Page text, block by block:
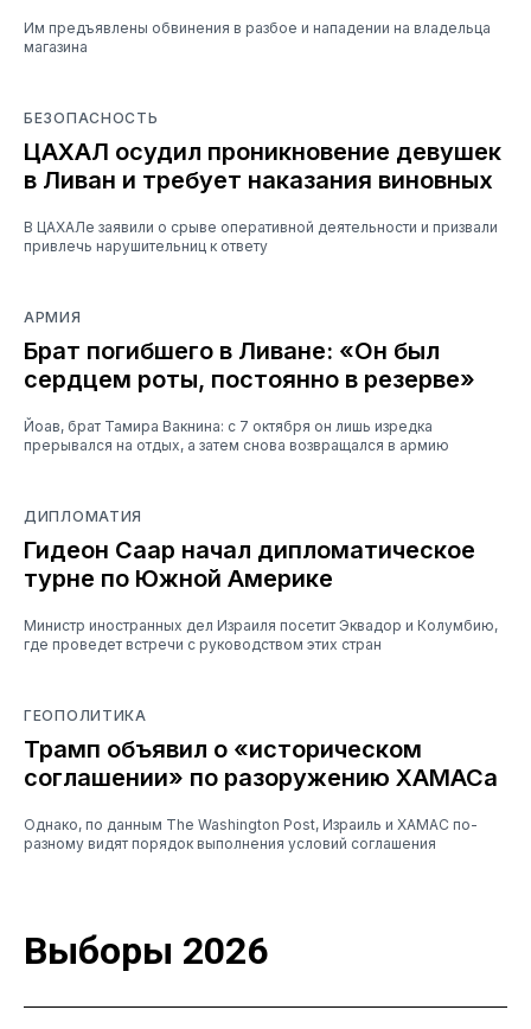
Им предъявлены обвинения в разбое и нападении на владельца
магазина
БЕЗОПАСНОСТЬ
ЦАХАЛ осудил проникновение девушек
в Ливан и требует наказания виновных
В ЦАХАЛе заявили о срыве оперативной деятельности и призвали
привлечь нарушительниц к ответу
АРМИЯ
Брат погибшего в Ливане: «Он был
сердцем роты, постоянно в резерве»
Йоав, брат Тамира Вакнина: с 7 октября он лишь изредка
прерывался на отдых, а затем снова возвращался в армию
ДИПЛОМАТИЯ
Гидеон Саар начал дипломатическое
турне по Южной Америке
Министр иностранных дел Израиля посетит Эквадор и Колумбию,
где проведет встречи с руководством этих стран
ГЕОПОЛИТИКА
Трамп объявил о «историческом
соглашении» по разоружению ХАМАСа
Однако, по данным The Washington Post, Израиль и ХАМАС по-
разному видят порядок выполнения условий соглашения
Выборы 2026